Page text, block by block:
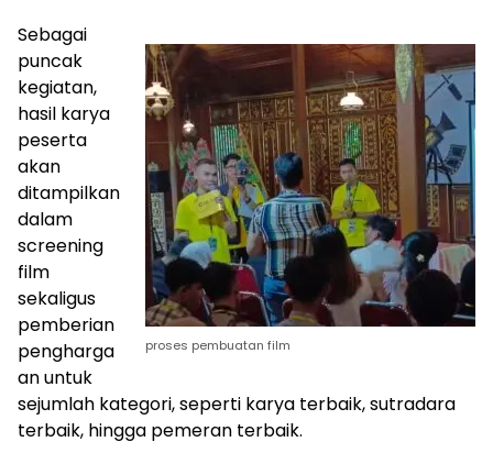
proses pembuatan film
Sebagai
puncak
kegiatan,
hasil karya
peserta
akan
ditampilkan
dalam
screening
film
sekaligus
pemberian
pengharga
an untuk
sejumlah kategori, seperti karya terbaik, sutradara
terbaik, hingga pemeran terbaik.